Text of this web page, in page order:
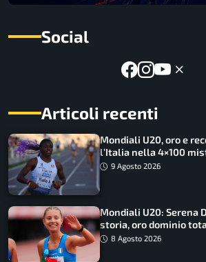
Social
Articoli recenti
Mondiali U20, oro e
l’Italia nella 4×100
straordinaria
9 Agosto 2026
Mondiali U20: Serena
storia, oro dominio
marcia
8 Agosto 2026